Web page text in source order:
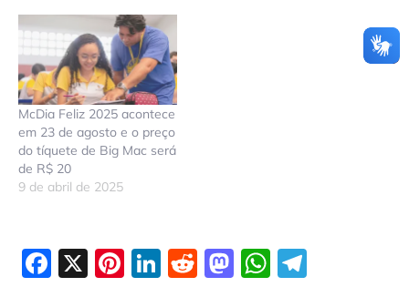
McDia Feliz 2025 acontece
em 23 de agosto e o preço
do tíquete de Big Mac será
de R$ 20
9 de abril de 2025
Facebook
X Pinterest
LinkedIn
Reddit
Mastodon